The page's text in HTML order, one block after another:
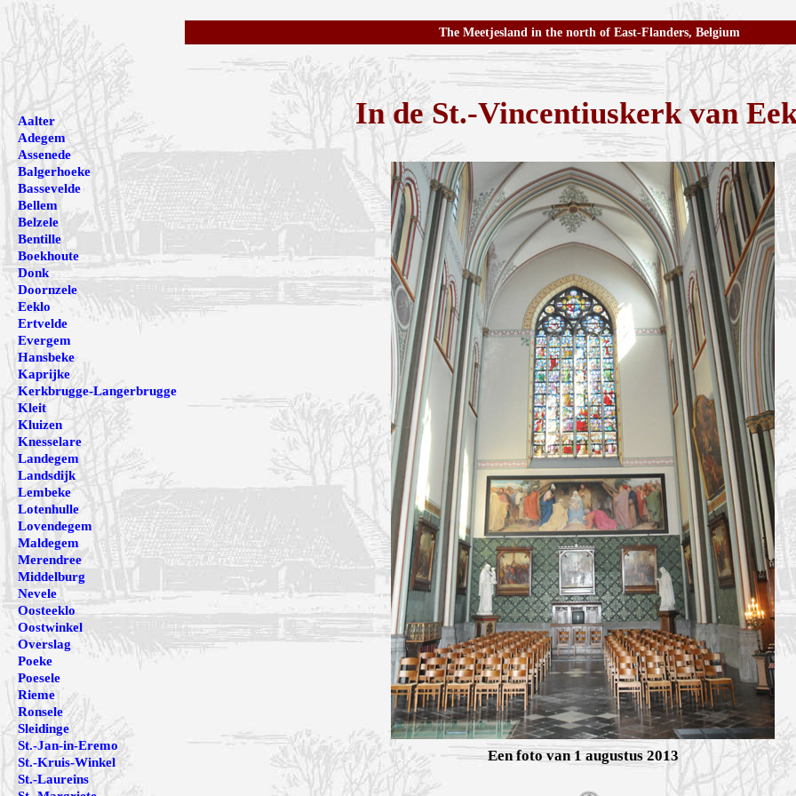
The Meetjesland in the north of East-Flanders, Belgium
In de St.-Vincentiuskerk van
Een foto van 1 augustus 2013
Aalter
Adegem
Assenede
Balgerhoeke
Bassevelde
Bellem
Belzele
Bentille
Boekhoute
Donk
Doornzele
Eeklo
Ertvelde
Evergem
Hansbeke
Kaprijke
Kerkbrugge-Langerbrugge
Kleit
Kluizen
Knesselare
Landegem
Landsdijk
Lembeke
Lotenhulle
Lovendegem
Maldegem
Merendree
Middelburg
Nevele
Oosteeklo
Oostwinkel
Overslag
Poeke
Poesele
Rieme
Ronsele
Sleidinge
St.-Jan-in-Eremo
St.-Kruis-Winkel
St.-Laureins